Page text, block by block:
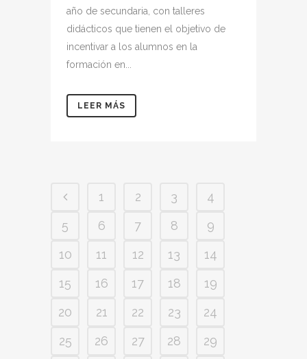
año de secundaria, con talleres
didácticos que tienen el objetivo de
incentivar a los alumnos en la
formación en...
LEER MÁS
1 2 3
4
5
6 7 8
9
10
11 12 13
14
15
16 17 18
19
20
21 22 23
24
25
26 27 28
29